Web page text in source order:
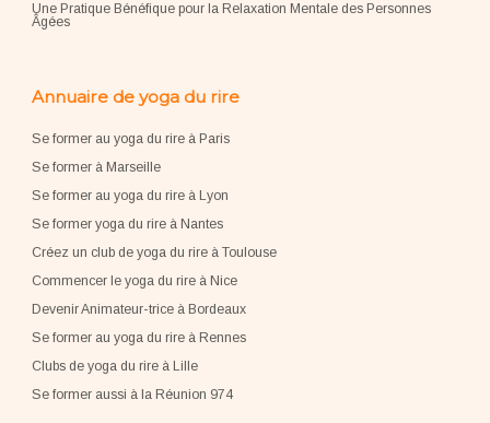
Une Pratique Bénéfique pour la Relaxation Mentale des Personnes
Âgées
Annuaire de yoga du rire
Se former au yoga du rire à Paris
Se former à Marseille
Se former au yoga du rire à Lyon
Se former yoga du rire à Nantes
Créez un club de yoga du rire à Toulouse
Commencer le yoga du rire à Nice
Devenir Animateur-trice à Bordeaux
Se former au yoga du rire à Rennes
Clubs de yoga du rire à Lille
Se former aussi à la Réunion 974